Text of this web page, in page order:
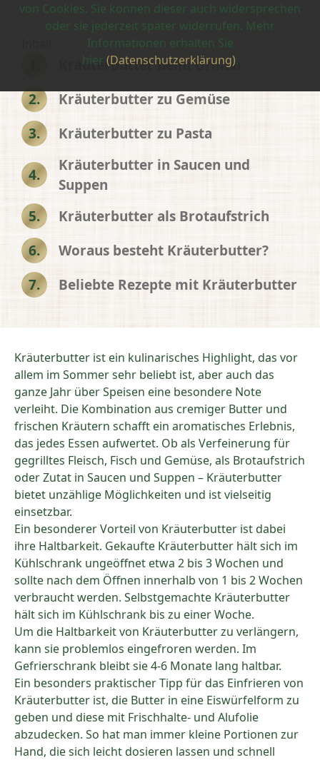
von Cookies. Sie können dieser auch widersprechen
oder sie jederzeit später widerrufen. Mehr
Informationen erhalten Sie
hier (Datenschutzerklärung).
Kräuterbutter ist ein kulinarisches Highlight, das vor
allem im Sommer sehr beliebt ist, aber auch das
ganze Jahr über Speisen eine besondere Note
verleiht. Die Kombination aus cremiger Butter und
frischen Kräutern schafft ein aromatisches Erlebnis,
das jedes Essen aufwertet. Ob als Verfeinerung für
gegrilltes Fleisch, Fisch und Gemüse, als Brotaufstrich
oder Zutat in Saucen und Suppen – Kräuterbutter
bietet unzählige Möglichkeiten und ist vielseitig
einsetzbar.
Ein besonderer Vorteil von Kräuterbutter ist dabei
ihre Haltbarkeit. Gekaufte Kräuterbutter hält sich im
Kühlschrank ungeöffnet etwa 2 bis 3 Wochen und
sollte nach dem Öffnen innerhalb von 1 bis 2 Wochen
verbraucht werden. Selbstgemachte Kräuterbutter
hält sich im Kühlschrank bis zu einer Woche.
Um die Haltbarkeit von Kräuterbutter zu verlängern,
kann sie problemlos eingefroren werden. Im
Gefrierschrank bleibt sie 4-6 Monate lang haltbar.
Ein besonders praktischer Tipp für das Einfrieren von
Kräuterbutter ist, die Butter in eine Eiswürfelform zu
geben und diese mit Frischhalte- und Alufolie
abzudecken. So hat man immer kleine Portionen zur
Hand, die sich leicht dosieren lassen und schnell
Kräuterbutter beim Grillen
Kräuterbutter zu Gemüse
Kräuterbutter zu Pasta
Kräuterbutter in Saucen und
Suppen
Kräuterbutter als Brotaufstrich
Woraus besteht Kräuterbutter?
Beliebte Rezepte mit Kräuterbutter